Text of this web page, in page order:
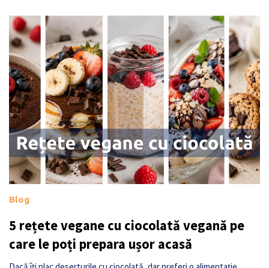
Blog
5 rețete vegane cu ciocolată vegană pe
care le poți prepara ușor acasă